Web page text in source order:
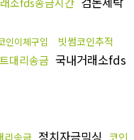
인이체구입 빗썸코인추적
대리송금 국내거래소fds
리송금 정치자금믹싱 코인